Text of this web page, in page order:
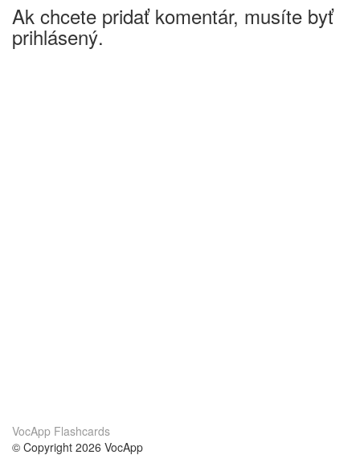
Ak chcete pridať komentár, musíte byť
prihlásený.
VocApp Flashcards
© Copyright 2026 VocApp